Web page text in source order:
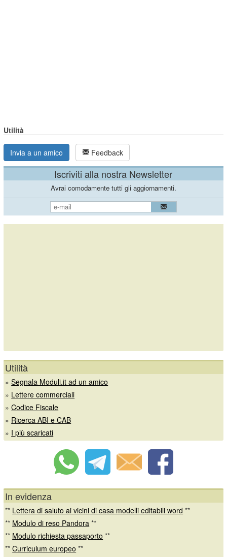
Utilità
Invia a un amico Feedback
Iscriviti alla nostra Newsletter
Avrai comodamente tutti gli aggiornamenti.
Utilità
»Segnala Moduli.it ad un amico
» Lettere commerciali
»Codice Fiscale
» Ricerca ABI e CAB
» I più scaricati
In evidenza
** Lettera di saluto ai vicini di casa modelli editabili word **
** Modulo di reso Pandora **
** Modulo richiesta passaporto **
**Curriculum europeo **